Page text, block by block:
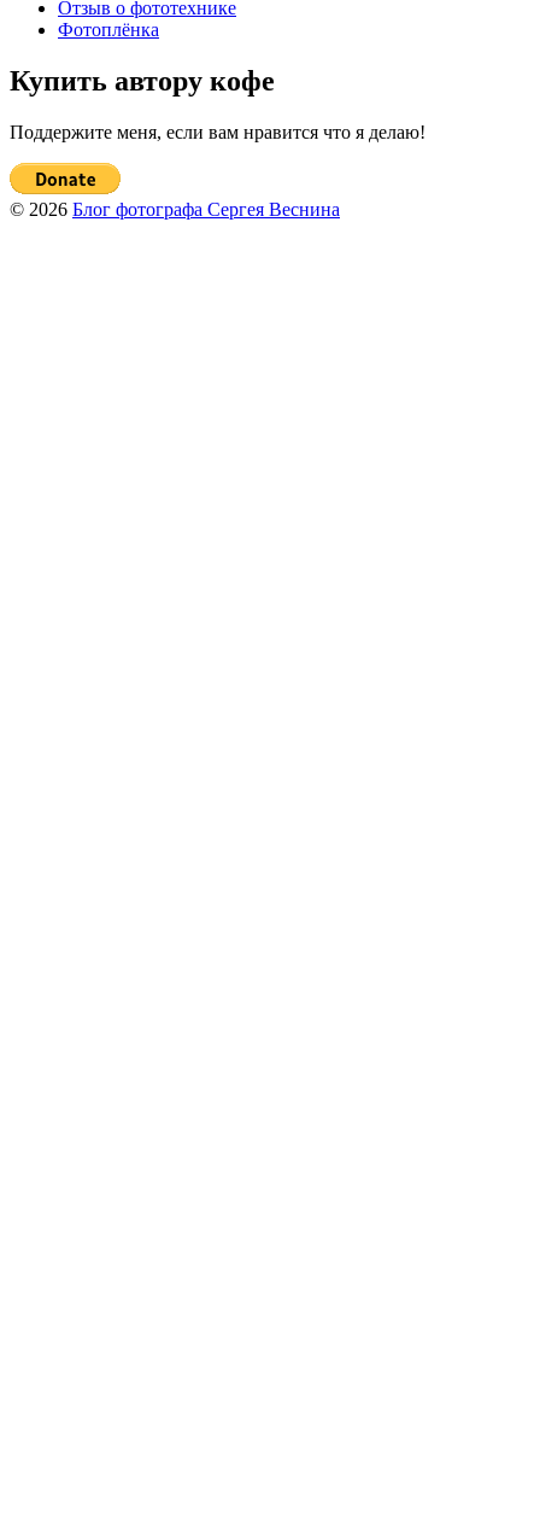
Отзыв о фототехнике
Фотоплёнка
Купить автору кофе
Поддержите меня, если вам нравится что я делаю!
© 2026 Блог фотографа Сергея Веснина